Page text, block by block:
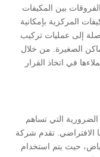
بين المكيفات
المركزية بإمكانية
إلى عمليات تركيب
الصغيرة. من خلال
في اتخاذ القرار
التي تساهم
الافتراضي. تقدم شركة
حيث يتم استخدام